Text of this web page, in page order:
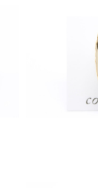
有田焼ブロー